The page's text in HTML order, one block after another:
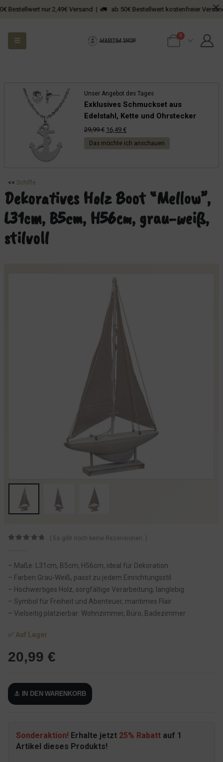
nur 2,49€ Versand | 🚛 ab 50€ Bestellwert kostenfreier Versand
0
Unser Angebot des Tages
Exklusives Schmuckset aus
Edelstahl, Kette und Ohrstecker
29,99€ Ursprünglicher
Preis
16,49 €Aktueller
Preis
Das möchte ich anschauen
<< Schiffe
Dekoratives Holz Boot “Mellow”,
L31cm, B5cm, H56cm, grau-weiß,
stilvoll
( Es gibt noch keine Rezensionen. )
– Maße: L31cm, B5cm, H56cm, ideal für Dekoration
– Farben Grau-Weiß, passt zu jedem Einrichtungsstil
– Hochwertiges Holz, sorgfältige Verarbeitung, langlebig
– Symbol für Freiheit und Abenteuer, maritimes Flair
– Vielseitig platzierbar: Wohnzimmer, Büro, Badezimmer
✅ Auf Lager
20,99 €
⚓ IN DEN WARENKORB
Sonderaktion! Erhalte jetzt 25% Rabatt auf 1
Artikel dieses Produkts!